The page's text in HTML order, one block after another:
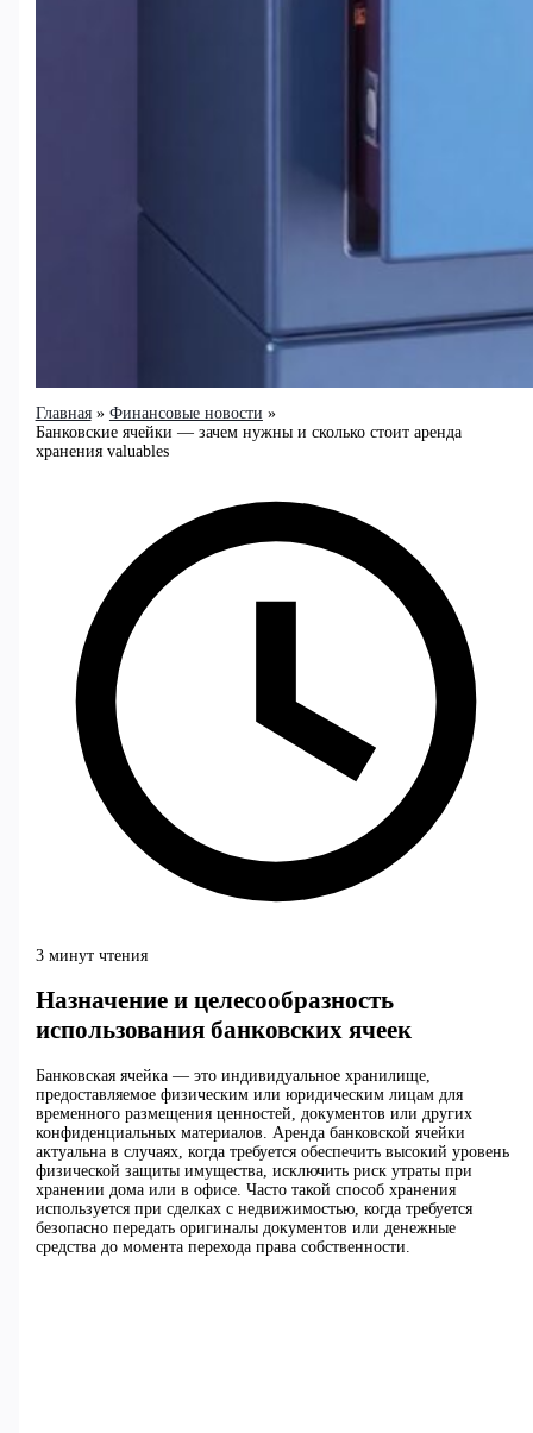
Главная
Финансовые новости
Банковские ячейки — зачем нужны и сколько стоит аренда
хранения valuables
3 минут чтения
Назначение и целесообразность
использования банковских ячеек
Банковская ячейка — это индивидуальное хранилище,
предоставляемое физическим или юридическим лицам для
временного размещения ценностей, документов или других
конфиденциальных материалов. Аренда банковской ячейки
актуальна в случаях, когда требуется обеспечить высокий уровень
физической защиты имущества, исключить риск утраты при
хранении дома или в офисе. Часто такой способ хранения
используется при сделках с недвижимостью, когда требуется
безопасно передать оригиналы документов или денежные
средства до момента перехода права собственности.